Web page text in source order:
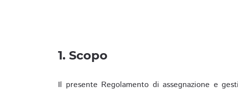
1. Scopo
Il presente Regolamento di assegnazione e